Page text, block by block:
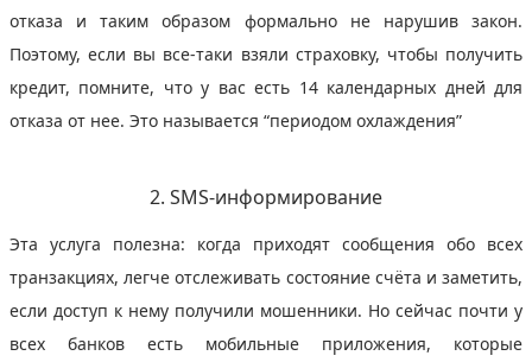
отказа и таким образом формально не нарушив закон.
Поэтому, если вы все-таки взяли страховку, чтобы получить
кредит, помните, что у вас есть 14 календарных дней для
отказа от нее. Это называется “периодом охлаждения”
2. SMS-информирование
Эта услуга полезна: когда приходят сообщения обо всех
транзакциях, легче отслеживать состояние счёта и заметить,
если доступ к нему получили мошенники. Но сейчас почти у
всех банков есть мобильные приложения, которые